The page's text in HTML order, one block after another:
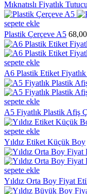
Mıknatıslı Fiyatlık
sepete ekle
Plastik Çerçeve A5
sepete ekle
A6 Plastik Etiket
sepete ekle
A5 Fiyatlık Plastik Afiş
sepete ekle
Yıldız Etiket Küçük Boy
sepete ekle
Yıldız Orta Boy Fiyat